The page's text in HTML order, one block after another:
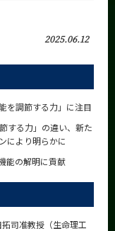
2025.06.12
を調節する力」に注目
する力」の違い、新た
により明らかに
能の解明に貢献
司准教授（生命理工